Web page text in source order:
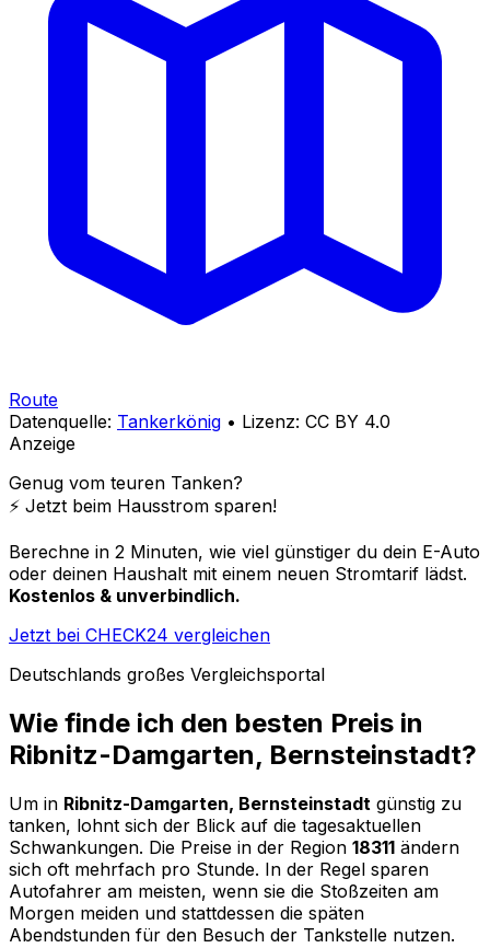
Route
Datenquelle: Tankerkönig • Lizenz: CC BY 4.0
Anzeige
Genug vom teuren Tanken?
⚡️ Jetzt beim Hausstrom sparen!
Berechne in 2 Minuten, wie viel günstiger du dein E-Auto
oder deinen Haushalt mit einem neuen Stromtarif lädst.
Kostenlos & unverbindlich.
Jetzt bei CHECK24 vergleichen
Deutschlands großes Vergleichsportal
Wie finde ich den besten Preis in
Ribnitz-Damgarten, Bernsteinstadt?
Um in Ribnitz-Damgarten, Bernsteinstadt günstig zu
tanken, lohnt sich der Blick auf die tagesaktuellen
Schwankungen. Die Preise in der Region 18311 ändern
sich oft mehrfach pro Stunde. In der Regel sparen
Autofahrer am meisten, wenn sie die Stoßzeiten am
Morgen meiden und stattdessen die späten
Abendstunden für den Besuch der Tankstelle nutzen.